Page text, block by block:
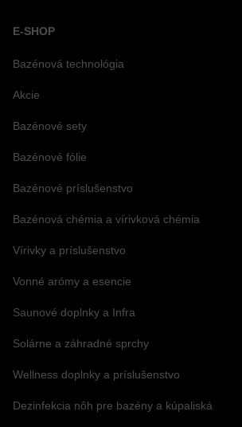
E-SHOP
Bazénová technológia
Akcie
Bazénové sety
Bazénové fólie
Bazénové príslušenstvo
Bazénová chémia a vírivková chémia
Vírivky a príslušenstvo
Vonné arómy a esencie
Saunové doplnky a Infra
Solárne a záhradné sprchy
Wellness doplnky a príslušenstvo
Dezinfekcia nôh pre bazény a kúpaliská